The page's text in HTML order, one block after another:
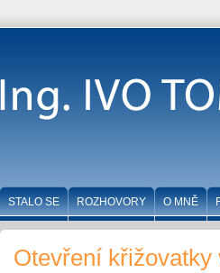
Otevření
STALO SE ROZHOVORY O MNĚ